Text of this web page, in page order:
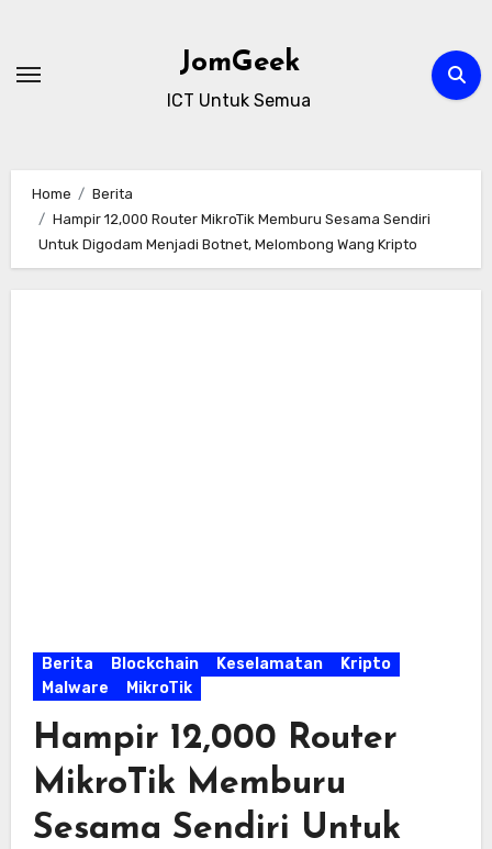
content
JomGeek
ICT Untuk Semua
Home
Berita
Hampir 12,000 Router MikroTik Memburu Sesama Sendiri
Untuk Digodam Menjadi Botnet, Melombong Wang Kripto
Berita Blockchain Keselamatan
Kripto
Malware
MikroTik
Hampir 12,000 Router
MikroTik Memburu
Sesama Sendiri Untuk